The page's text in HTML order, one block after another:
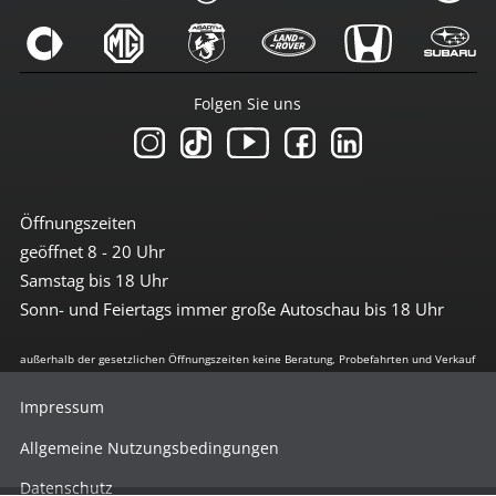
Öffnungszeiten
geöffnet 8 - 20 Uhr
Samstag bis 18 Uhr
Sonn- und Feiertags immer große Autoschau bis 18 Uhr
Folgen Sie uns
außerhalb der gesetzlichen Öffnungszeiten keine Beratung, Probefahrten und Verkauf
Impressum
Allgemeine Nutzungsbedingungen
Datenschutz